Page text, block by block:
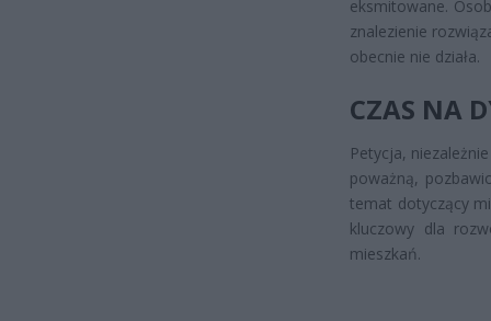
eksmitowane.
znalezienie
obecnie nie działa.
CZAS NA
Petycja,
poważną,
temat dotyczący
kluczowy dla
mieszkań.